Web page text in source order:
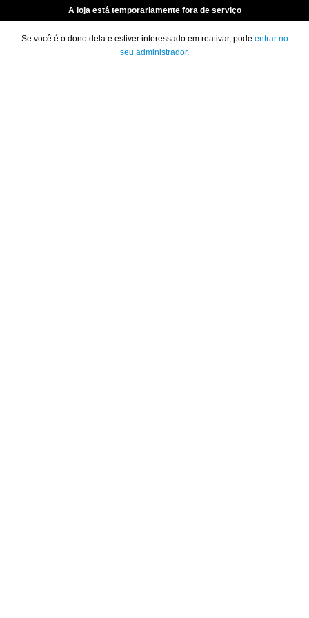
A loja está temporariamente fora de serviço
Se você é o dono dela e estiver interessado em reativar, pode entrar no
seu administrador.